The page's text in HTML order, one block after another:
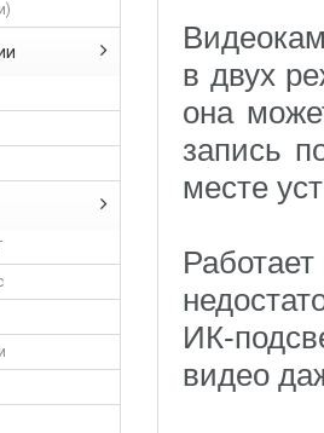
в двух
она
запись
месте
ИК-
видео